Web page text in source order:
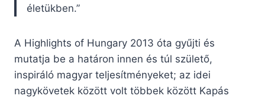
életükben.”
A Highlights of Hungary 2013 óta gyűjti és
mutatja be a határon innen és túl születő,
inspiráló magyar teljesítményeket; az idei
nagykövetek között volt többek között Kapás